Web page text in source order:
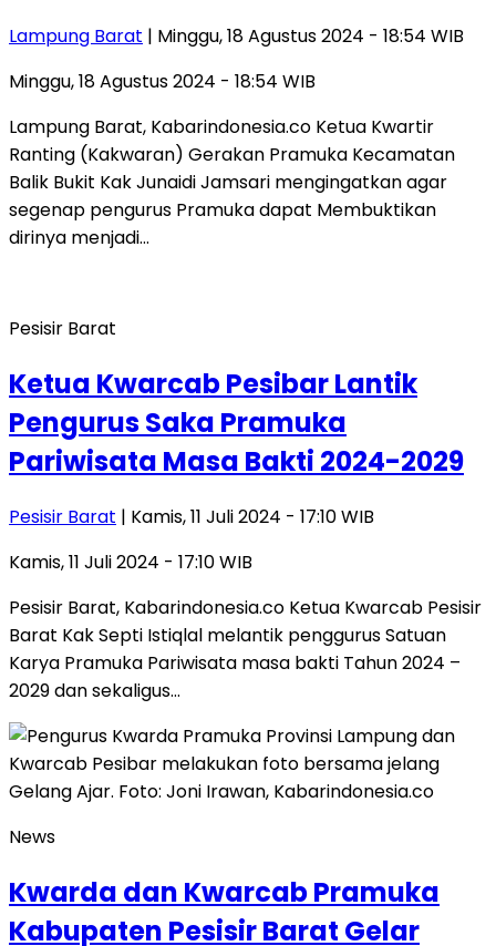
Lampung Barat | Minggu, 18 Agustus 2024 - 18:54 WIB
Minggu, 18 Agustus 2024 - 18:54 WIB
Lampung Barat, Kabarindonesia.co Ketua Kwartir
Ranting (Kakwaran) Gerakan Pramuka Kecamatan
Balik Bukit Kak Junaidi Jamsari mengingatkan agar
segenap pengurus Pramuka dapat Membuktikan
dirinya menjadi…
Pesisir Barat
Ketua Kwarcab Pesibar Lantik
Pengurus Saka Pramuka
Pariwisata Masa Bakti 2024-2029
Pesisir Barat | Kamis, 11 Juli 2024 - 17:10 WIB
Kamis, 11 Juli 2024 - 17:10 WIB
Pesisir Barat, Kabarindonesia.co Ketua Kwarcab Pesisir
Barat Kak Septi Istiqlal melantik penggurus Satuan
Karya Pramuka Pariwisata masa bakti Tahun 2024 –
2029 dan sekaligus…
News
Kwarda dan Kwarcab Pramuka
Kabupaten Pesisir Barat Gelar